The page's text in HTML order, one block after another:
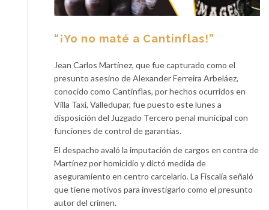
“¡Yo no maté a Cantinflas!”
Jean Carlos Martínez, que fue capturado como el
presunto asesino de Alexander Ferreira Arbeláez,
conocido como Cantinflas, por hechos ocurridos en
Villa Taxi, Valledupar, fue puesto este lunes a
disposición del Juzgado Tercero penal municipal con
funciones de control de garantías.
El despacho avaló la imputación de cargos en contra de
Martínez por homicidio y dictó medida de
aseguramiento en centro carcelario. La Fiscalía señaló
que tiene motivos para investigarlo como el presunto
autor del crimen.